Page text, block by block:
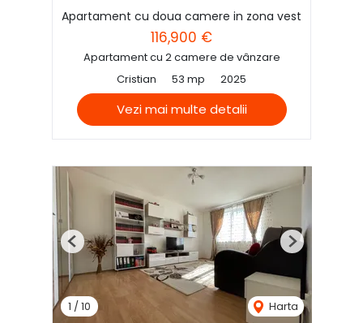
Apartament cu doua camere in zona vest
116,900 €
Apartament cu 2 camere de vânzare
Cristian
53 mp 2025
Vezi mai multe detalii
1 /10 Harta
Previous Next